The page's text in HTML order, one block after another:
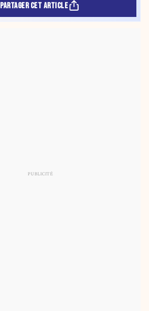
PARTAGER CET ARTICLE